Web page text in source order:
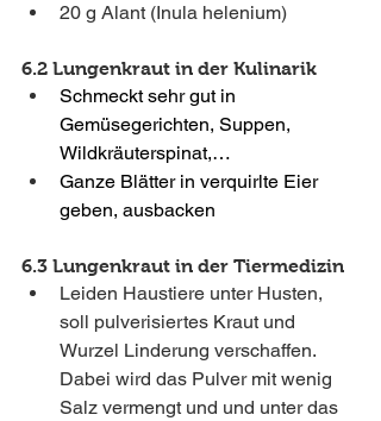
20 g Alant (Inula helenium)
6.2 Lungenkraut in der Kulinarik
Schmeckt sehr gut in
Gemüsegerichten, Suppen,
Wildkräuterspinat,…
Ganze Blätter in verquirlte Eier
geben, ausbacken
6.3 Lungenkraut in der Tiermedizin
Leiden Haustiere unter Husten,
soll pulverisiertes Kraut und
Wurzel Linderung verschaffen.
Dabei wird das Pulver mit wenig
Salz vermengt und und unter das